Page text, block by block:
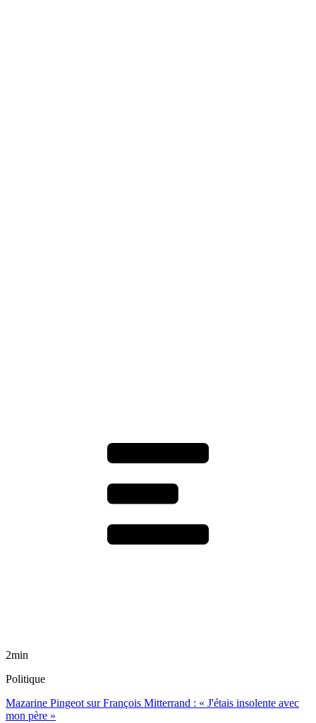
2min
Politique
Mazarine Pingeot sur François Mitterrand : « J'étais insolente avec
mon père »